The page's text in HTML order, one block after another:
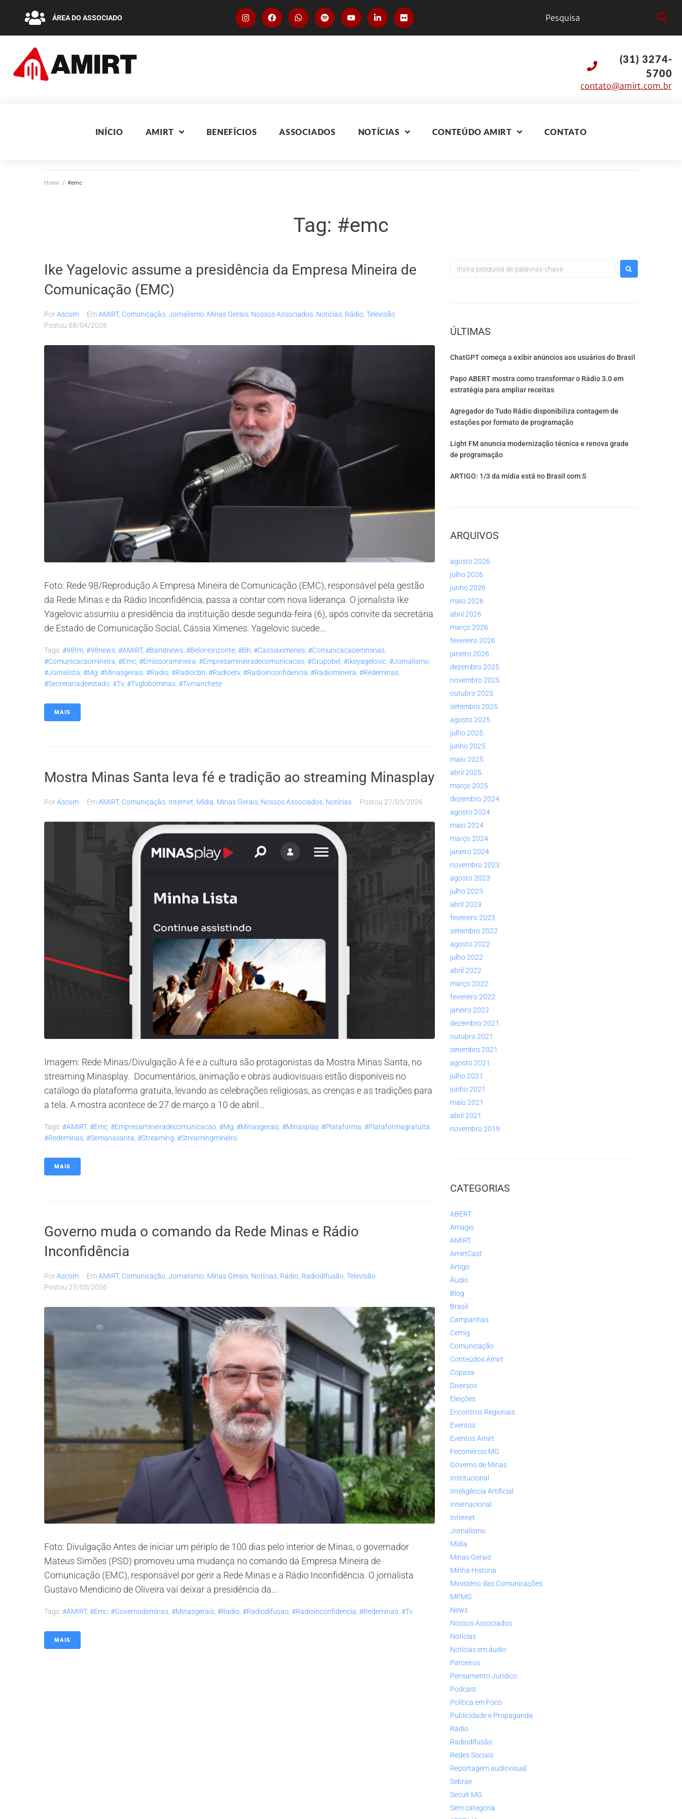
ÁREA DO ASSOCIADO
(31) 3274-
5700
contato@amirt.com.br
INÍCIO AMIRT BENEFÍCIOS ASSOCIADOS NOTÍCIAS CONTEÚDO AMIRT CONTATO
Home / #emc
Tag: #emc
Ike Yagelovic assume a presidência da Empresa Mineira de
Comunicação (EMC)
PorAscom EmAMIRT, Comunicação Jornalismo Minas Gerais Nossos Associados Notícias Rádio Televisão
Postou 08/04/2026
​Foto: Rede 98/Reprodução A Empresa Mineira de Comunicação (EMC), responsável pela gestão
da Rede Minas e da Rádio Inconfidência, passa a contar com nova liderança. O jornalista Ike
Yagelovic assumiu a presidência da instituição desde segunda-feira (6), após convite da secretária
de Estado de Comunicação Social, Cássia Ximenes. Yagelovic sucede...
Tags: #98fm #98news #AMIRT, #bandnews #BeloHorizonte #bh #cassiaximenes #comunicacaoemminas
#comunicacaomineira #emc #emissoramineira #empresamineiradecomunicacao #grupobel #ikeyagelovic #jornalismo
#jornalista #mg #minasgerais #radio #radiocbn #radioetv, #radioinconfidencia #radiomineira #redeminas
#secretariadeestado #tv, #tvglobominas #tvmanchete
MAIS
Mostra Minas Santa leva fé e tradição ao streaming Minasplay
PorAscom EmAMIRT, Comunicação Internet Mídia Minas Gerais Nossos Associados Notícias Postou 27/03/2026
Imagem: Rede Minas/Divulgação A fé e a cultura são protagonistas da Mostra Minas Santa, no
streaming Minasplay. Documentários, animação e obras audiovisuais estão disponíveis no
catálogo da plataforma gratuita, levando as celebrações religiosas, as crenças e as tradições para
a tela. A mostra acontece de 27 de março a 10 de abril...
Tags: #AMIRT, #emc #empresamineiradecomunicacao #mg #minasgerais #minasplay, #plataforma #plataformagratuita
#redeminas #semanasanta #streaming #streamingmineiro
MAIS
Governo muda o comando da Rede Minas e Rádio
Inconfidência
PorAscom EmAMIRT, Comunicação Jornalismo Minas Gerais Notícias Rádio Radiodifusão Televisão
Postou 27/03/2026
Foto: Divulgação Antes de iniciar um périplo de 100 dias pelo interior de Minas, o governador
Mateus Simões (PSD) promoveu uma mudança no comando da Empresa Mineira de
Comunicação (EMC), responsável por gerir a Rede Minas e a Rádio Inconfidência. O jornalista
Gustavo Mendicino de Oliveira vai deixar a presidência da...
Tags: #AMIRT, #emc, #governodeminas, #minasgerais, #radio, #radiodifusao, #radioinconfidencia, #redeminas, #tv
MAIS
ÚLTIMAS
ChatGPT começa a exibir anúncios aos usuários do Brasil
Papo ABERT mostra como transformar o Rádio 3.0 em
estratégia para ampliar receitas
Agregador do Tudo Rádio disponibiliza contagem de
estações por formato de programação
Light FM anuncia modernização técnica e renova grade
de programação
ARTIGO: 1/3 da mídia está no Brasil com S
ARQUIVOS
agosto 2026
julho 2026
junho 2026
maio 2026
abril 2026
março 2026
fevereiro 2026
janeiro 2026
dezembro 2025
novembro 2025
outubro 2025
setembro 2025
agosto 2025
julho 2025
junho 2025
maio 2025
abril 2025
março 2025
dezembro 2024
agosto 2024
maio 2024
março 2024
janeiro 2024
novembro 2023
agosto 2023
julho 2023
abril 2023
fevereiro 2023
setembro 2022
agosto 2022
julho 2022
abril 2022
março 2022
fevereiro 2022
janeiro 2022
dezembro 2021
outubro 2021
setembro 2021
agosto 2021
julho 2021
junho 2021
maio 2021
abril 2021
novembro 2019
CATEGORIAS
ABERT
Amagis
AMIRT
AmirtCast
Artigo
Áudio
Blog
Brasil
Campanhas
Cemig
Comunicação
Conteúdos Amirt
Copasa
Diversos
Eleições
Encontros Regionais
Eventos
Eventos Amirt
Fecomércio MG
Governo de Minas
Institucional
Inteligência Artificial
Internacional
Internet
Jornalismo
Mídia
Minas Gerais
Minha História
Ministério das Comunicações
MPMG
News
Nossos Associados
Notícias
Notícias em áudio
Parceiros
Pensamento Jurídico
Podcast
Política em Foco
Publicidade e Propaganda
Rádio
Radiodifusão
Redes Sociais
Reportagem audiovisual
Sebrae
Secult MG
Sem categoria